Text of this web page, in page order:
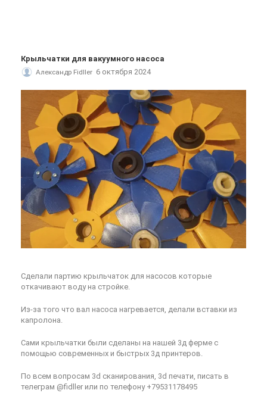
Крыльчатки для вакуумного насоса
Александр Fidller 6 октября 2024
Сделали партию крыльчаток для насосов которые
откачивают воду на стройке.
Из-за того что вал насоса нагревается, делали вставки из
капролона.
Сами крыльчатки были сделаны на нашей 3д ферме с
помощью современных и быстрых 3д принтеров.
По всем вопросам 3d сканирования, 3d печати, писать в
телеграм @fidller или по телефону +79531178495